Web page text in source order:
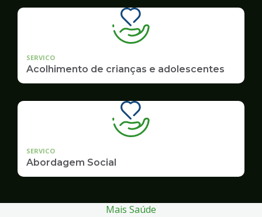
SERVICO
Acolhimento de crianças e adolescentes
SERVICO
Abordagem Social
Mais Saúde